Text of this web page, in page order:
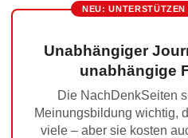
NEU:
Unabhängiger
unabhängige
Die NachDenkSeiten
Meinungsbildung wichtig,
viele – aber sie kosten